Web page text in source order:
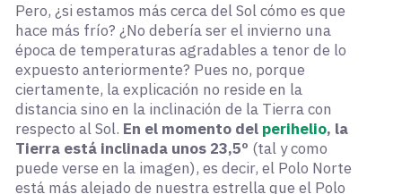
Pero, ¿si estamos más cerca del Sol cómo es que
hace más frío? ¿No debería ser el invierno una
época de temperaturas agradables a tenor de lo
expuesto anteriormente? Pues no, porque
ciertamente, la explicación no reside en la
distancia sino en la inclinación de la Tierra con
respecto al Sol. En el momento del perihelio, la
Tierra está inclinada unos 23,5º (tal y como
puede verse en la imagen), es decir, el Polo Norte
está más alejado de nuestra estrella que el Polo